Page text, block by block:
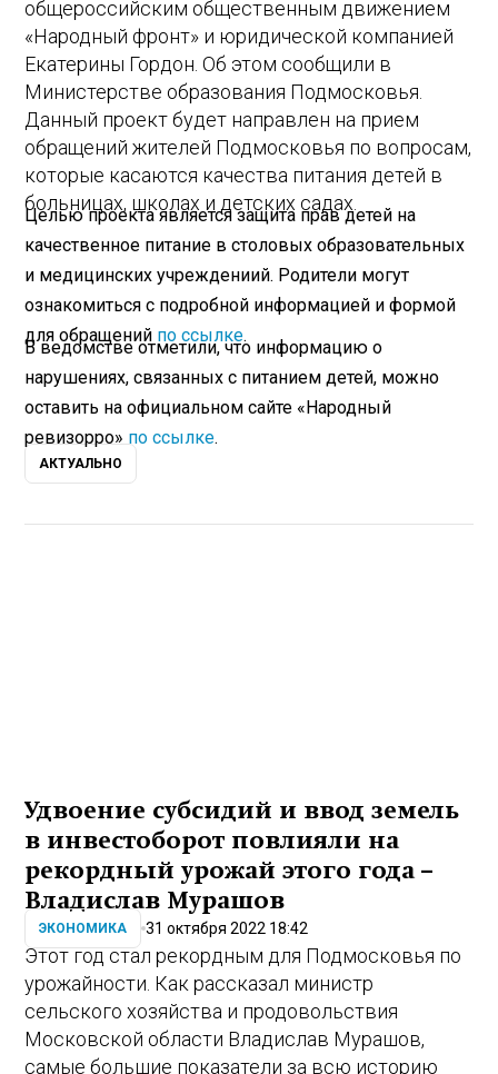
общероссийским общественным движением
«Народный фронт» и юридической компанией
Екатерины Гордон. Об этом сообщили в
Министерстве образования Подмосковья.
Данный проект будет направлен на прием
обращений жителей Подмосковья по вопросам,
которые касаются качества питания детей в
больницах, школах и детских садах.
Целью проекта является защита прав детей на
качественное питание в столовых образовательных
и медицинских учреждениий. Родители могут
ознакомиться с подробной информацией и формой
для обращений по ссылке.
В ведомстве отметили, что информацию о
нарушениях, связанных с питанием детей, можно
оставить на официальном сайте «Народный
ревизорро» по ссылке.
АКТУАЛЬНО
Удвоение субсидий и ввод земель
в инвестоборот повлияли на
рекордный урожай этого года –
Владислав Мурашов
ЭКОНОМИКА 31 октября 2022 18:42
Этот год стал рекордным для Подмосковья по
урожайности. Как рассказал министр
сельского хозяйства и продовольствия
Московской области Владислав Мурашов,
самые большие показатели за всю историю